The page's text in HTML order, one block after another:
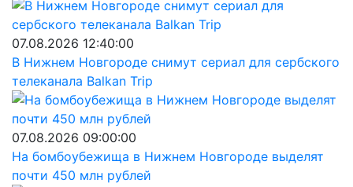
07.08.2026 12:40:00
В Нижнем Новгороде снимут сериал для сербского
телеканала Balkan Trip
07.08.2026 09:00:00
На бомбоубежища в Нижнем Новгороде выделят
почти 450 млн рублей